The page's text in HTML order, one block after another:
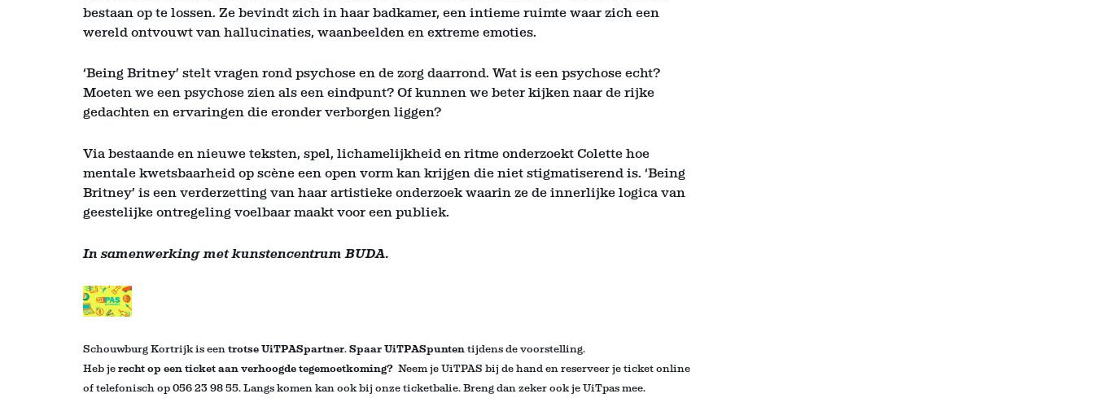
bestaan op te lossen. Ze bevindt zich in haar badkamer, een intieme ruimte waar zich een
wereld ontvouwt van hallucinaties, waanbeelden en extreme emoties.
‘Being Britney’ stelt vragen rond psychose en de zorg daarrond. Wat is een psychose echt?
Moeten we een psychose zien als een eindpunt? Of kunnen we beter kijken naar de rijke
gedachten en ervaringen die eronder verborgen liggen?
Via bestaande en nieuwe teksten, spel, lichamelijkheid en ritme onderzoekt Colette hoe
mentale kwetsbaarheid op scène een open vorm kan krijgen die niet stigmatiserend is. ‘Being
Britney’ is een verderzetting van haar artistieke onderzoek waarin ze de innerlijke logica van
geestelijke ontregeling voelbaar maakt voor een publiek.
In samenwerking met kunstencentrum BUDA.
Schouwburg Kortrijk is een trotse UiTPASpartner. Spaar UiTPASpunten tijdens de voorstelling.
Heb je recht op een ticket aan verhoogde tegemoetkoming? Neem je UiTPAS bij de hand en reserveer je ticket online
of telefonisch op 056 23 98 55. Langs komen kan ook bij onze ticketbalie. Breng dan zeker ook je UiTpas mee.
Inzoomen